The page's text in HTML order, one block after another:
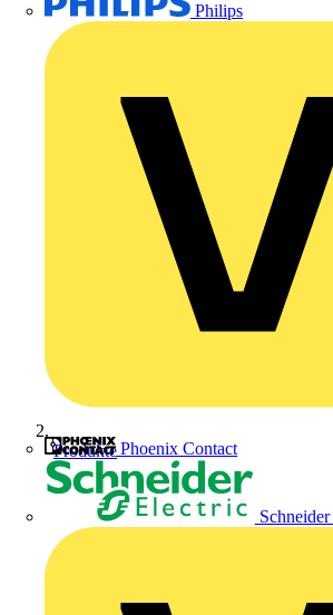
Philips
Phoenix Contact
Produkte